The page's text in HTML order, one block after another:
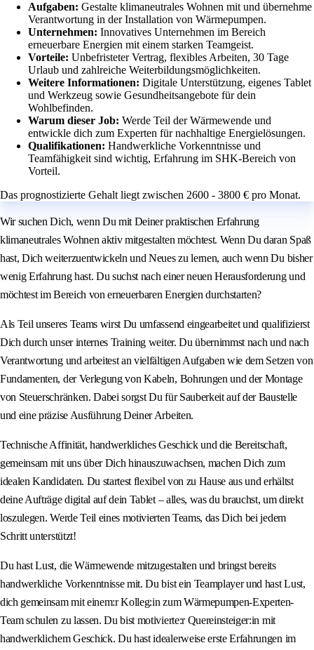
Aufgaben: Gestalte klimaneutrales Wohnen mit und übernehme
Verantwortung in der Installation von Wärmepumpen.
Unternehmen: Innovatives Unternehmen im Bereich
erneuerbare Energien mit einem starken Teamgeist.
Vorteile: Unbefristeter Vertrag, flexibles Arbeiten, 30 Tage
Urlaub und zahlreiche Weiterbildungsmöglichkeiten.
Weitere Informationen: Digitale Unterstützung, eigenes Tablet
und Werkzeug sowie Gesundheitsangebote für dein
Wohlbefinden.
Warum dieser Job: Werde Teil der Wärmewende und
entwickle dich zum Experten für nachhaltige Energielösungen.
Qualifikationen: Handwerkliche Vorkenntnisse und
Teamfähigkeit sind wichtig, Erfahrung im SHK-Bereich von
Vorteil.
Das prognostizierte Gehalt liegt zwischen 2600 - 3800 € pro Monat.
Wir suchen Dich, wenn Du mit Deiner praktischen Erfahrung
klimaneutrales Wohnen aktiv mitgestalten möchtest. Wenn Du daran Spaß
hast, Dich weiterzuentwickeln und Neues zu lernen, auch wenn Du bisher
wenig Erfahrung hast. Du suchst nach einer neuen Herausforderung und
möchtest im Bereich von erneuerbaren Energien durchstarten?
Als Teil unseres Teams wirst Du umfassend eingearbeitet und qualifizierst
Dich durch unser internes Training weiter. Du übernimmst nach und nach
Verantwortung und arbeitest an vielfältigen Aufgaben wie dem Setzen von
Fundamenten, der Verlegung von Kabeln, Bohrungen und der Montage
von Steuerschränken. Dabei sorgst Du für Sauberkeit auf der Baustelle
und eine präzise Ausführung Deiner Arbeiten.
Technische Affinität, handwerkliches Geschick und die Bereitschaft,
gemeinsam mit uns über Dich hinauszuwachsen, machen Dich zum
idealen Kandidaten. Du startest flexibel von zu Hause aus und erhältst
deine Aufträge digital auf dein Tablet – alles, was du brauchst, um direkt
loszulegen. Werde Teil eines motivierten Teams, das Dich bei jedem
Schritt unterstützt!
Du hast Lust, die Wärmewende mitzugestalten und bringst bereits
handwerkliche Vorkenntnisse mit. Du bist ein Teamplayer und hast Lust,
dich gemeinsam mit einem:r Kolleg:in zum Wärmepumpen-Experten-
Team schulen zu lassen. Du bist motivierte:r Quereinsteiger:in mit
handwerklichem Geschick. Du hast idealerweise erste Erfahrungen im